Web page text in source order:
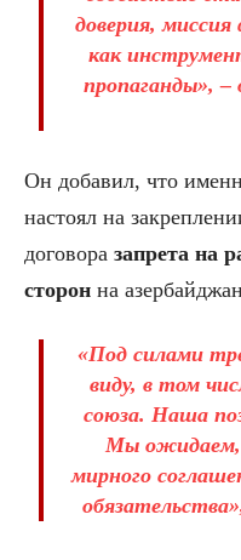
доверия,
как
пропаганды»,
Он добавил, что
настоял на
договора запрета на
сторон на
«Под силами
виду, в том
союза. Наша
Мы ожидаем,
мирного